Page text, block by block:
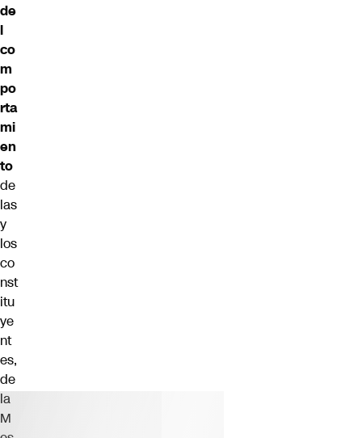
de
l
co
m
po
rta
mi
en
to
de
las
y
los
co
nst
itu
ye
nt
es,
de
la
M